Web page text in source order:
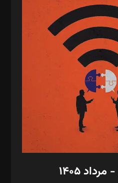
یسنا امان‌پور، سروش کرمیان،
زهرا فکرانه، فائزه فتحی
لطفی زاده
ثابت